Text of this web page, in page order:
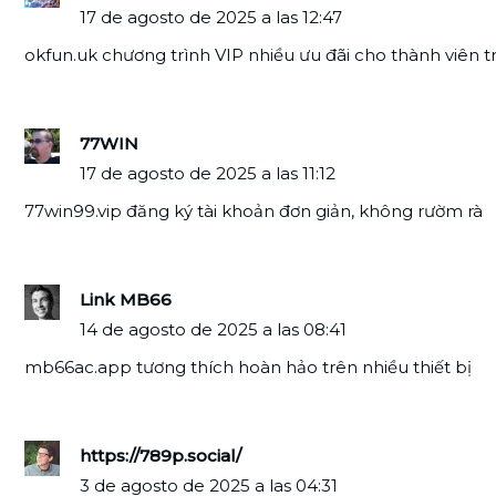
17 de agosto de 2025 a las 12:47
okfun.uk chương trình VIP nhiều ưu đãi cho thành viên
77WIN
17 de agosto de 2025 a las 11:12
77win99.vip đăng ký tài khoản đơn giản, không rườm rà
Link MB66
14 de agosto de 2025 a las 08:41
mb66ac.app tương thích hoàn hảo trên nhiều thiết bị
https://789p.social/
3 de agosto de 2025 a las 04:31